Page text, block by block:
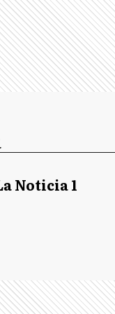
Noticia 1